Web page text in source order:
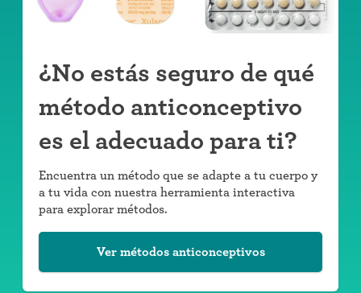
¿No estás seguro de qué
método anticonceptivo
es el adecuado para ti?
Encuentra un método que se adapte a tu cuerpo y
a tu vida con nuestra herramienta interactiva
para explorar métodos.
Ver métodos anticonceptivos